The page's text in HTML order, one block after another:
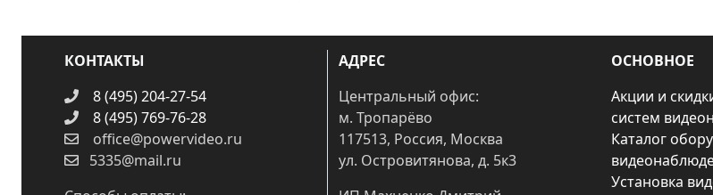
КОНТАКТЫ
8 (495) 204-27-54
8 (495) 769-76-28
office@powervideo.ru
5335@mail.ru
АДРЕС
Центральный офис:
м. Тропарёво
117513, Россия, Москва
ул. Островитянова, д. 5к3
ОСНОВНОЕ
Акции и
систем
Каталог
Установка